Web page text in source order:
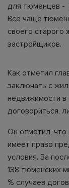
для тюменцев -
Все чаще
своего старого
застройщиков.
Как отметил
заключать с
недвижимости
договориться,
Он отметил,
имеет право
условия. За
138 тюменских
% случаев